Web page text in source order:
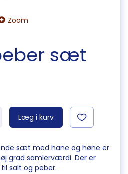
Zoom
sæt
Læg i kurv
sæt med hane og høne er
grad samlerværdi. Der er
salt og peber.